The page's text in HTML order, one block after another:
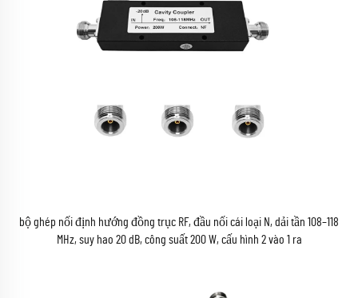
bộ ghép nối định hướng đồng trục RF, đầu nối cái loại N, dải tần 108–118
MHz, suy hao 20 dB, công suất 200 W, cấu hình 2 vào 1 ra